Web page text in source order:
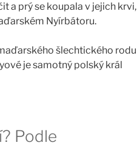
a prý se koupala v jejich krvi,
Nyírbátoru.
šlechtického rodu
je samotný polský král
Podle